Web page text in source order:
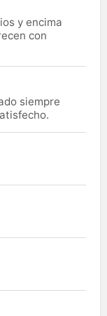
y encima
con
siempre